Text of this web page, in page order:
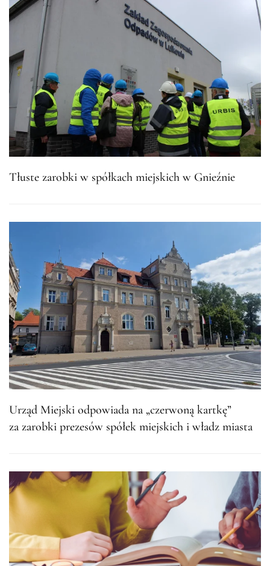
Tłuste zarobki w spółkach miejskich w Gnieźnie
Urząd Miejski odpowiada na „czerwoną kartkę”
za zarobki prezesów spółek miejskich i władz miasta